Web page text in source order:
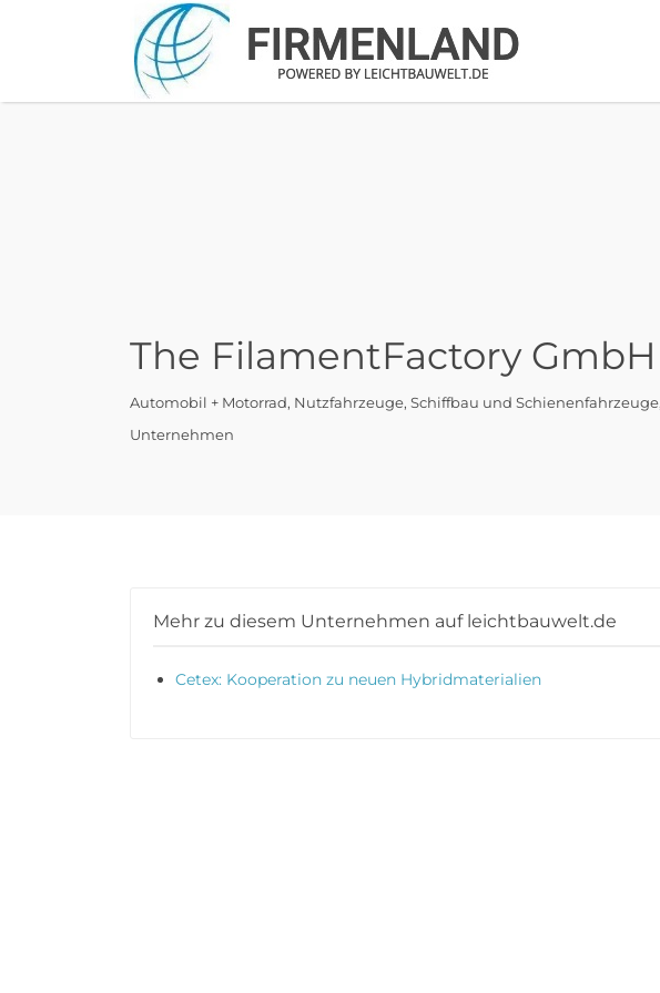
Suchen
nach:
The FilamentFactory GmbH
Automobil + Motorrad Nutzfahrzeuge Schiffbau und Schienenfahrzeuge
Unternehmen
Mehr zu diesem Unternehmen auf leichtbauwelt.de
Cetex: Kooperation zu neuen Hybridmaterialien